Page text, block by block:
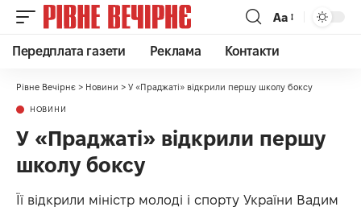
Аа
Передплата газети Реклама Контакти
Рівне Вечірнє > Новини > У «Праджаті» відкрили першу школу боксу
НОВИНИ
У «Праджаті» відкрили першу
школу боксу
Її відкрили міністр молоді і спорту України Вадим